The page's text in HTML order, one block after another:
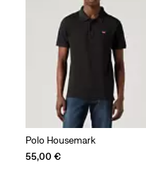
Polo Housemark
55,00 €